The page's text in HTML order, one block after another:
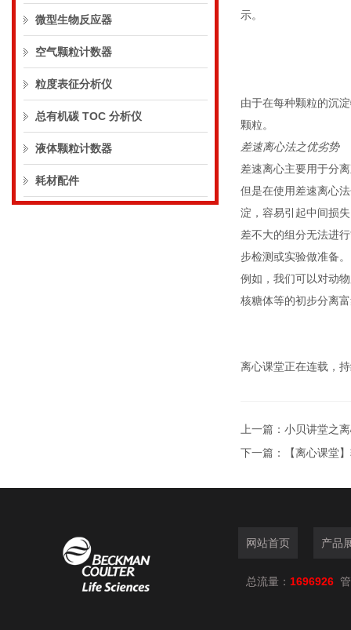
微型生物反应器
空气颗粒计数器
粒度表征分析仪
总有机碳 TOC 分析仪
液体颗粒计数器
耗材配件
示。
由于在每种颗粒的沉
颗粒。
差速离心法之优劣势
差速离心主要用于分
但是在使用差速离心
淀，容易引起中间损
差不大的组分无法进
步检测或实验做准备。
例如，我们可以对动
核糖体等的初步分离
离心课堂正在连载，
上一篇： 小贝讲堂之
下一篇：
【离心课堂
网站首页 产品
总流量： 1696926